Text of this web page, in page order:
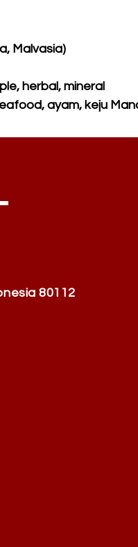
Malvasia)
herbal, mineral
ayam, keju
80112